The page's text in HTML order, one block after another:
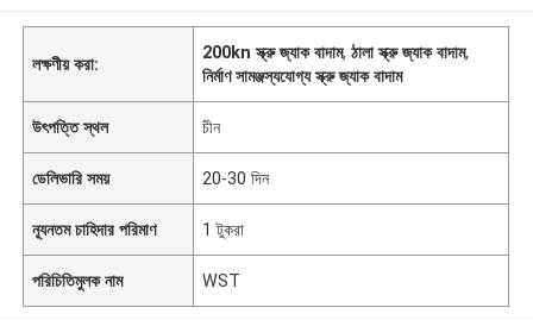
লক্ষণীয় করা:
200kn স্ক্রু জ্যাক বাদাম,ঠালা স্ক্রু জ্যাক বাদাম,
নির্মাণ সামঞ্জস্যযোগ্য স্ক্রু জ্যাক বাদাম
উৎপত্তি স্থল চীন
ডেলিভারি সময় 20-30 দিন
ন্যূনতম চাহিদার পরিমাণ 1 টুকরা
পরিচিতিমুলক নাম WST